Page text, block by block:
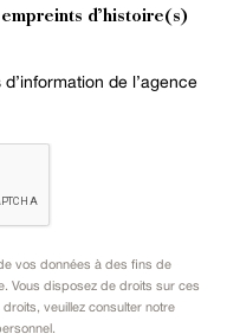
d’histoire(s)
de l’agence
vos données à des fins de
Vous disposez de droits sur ces
veuillez consulter notre
.